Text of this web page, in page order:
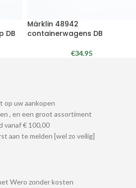
DB
Märklin 48942
containerwagens DB
€34.95
op uw aankopen
, en een groot assortiment
vanaf € 100,00
aan te melden [wel zo veilig]
Wero zonder kosten